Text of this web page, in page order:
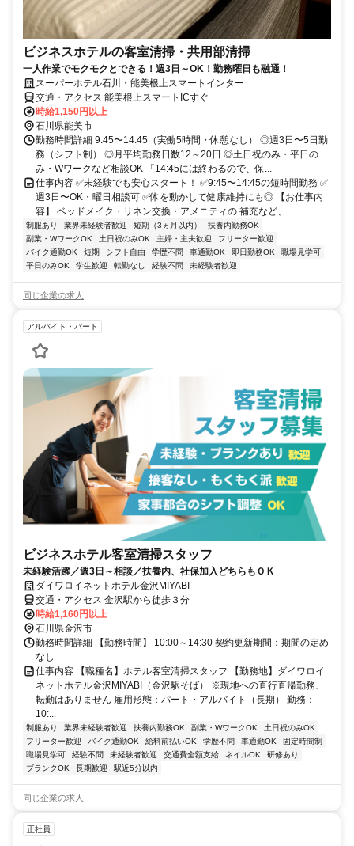
ビジネスホテルの客室清掃・共用部清掃
一人作業でモクモクとできる！週3日～OK！勤務曜日も融通！
スーパーホテル石川・能美根上スマートインター
交通・アクセス 能美根上スマートICすぐ
時給1,150円以上
石川県能美市
勤務時間詳細 9:45〜14:45（実働5時間・休憩なし） ◎週3日〜5日勤
務（シフト制） ◎月平均勤務日数12～20日 ◎土日祝のみ・平日の
み・Wワークなど相談OK 「14:45には終わるので、保...
仕事内容 ✅未経験でも安心スタート！ ✅9:45〜14:45の短時間勤務 ✅
週3日〜OK・曜日相談可 ✅体を動かして健康維持にも◎ 【お仕事内
容】 ベッドメイク・リネン交換・アメニティの 補充など、...
制服あり 業界未経験者歓迎 短期（3ヵ月以内）
扶養内勤務OK
副業・WワークOK
土日祝のみOK 主婦・主夫歓迎
フリーター歓迎
バイク通勤OK
短期 シフト自由 学歴不問 車通勤OK 即日勤務OK
職場見学可
平日のみOK
学生歓迎 転勤なし 経験不問 未経験者歓迎
同じ企業の求人
アルバイト・パート
ビジネスホテル客室清掃スタッフ
未経験活躍／週3日～相談／扶養内、社保加入どちらもＯＫ
ダイワロイネットホテル金沢MIYABI
交通・アクセス 金沢駅から徒歩３分
時給1,160円以上
石川県金沢市
勤務時間詳細 【勤務時間】 10:00～14:30 契約更新期間：期間の定め
なし
仕事内容 【職種名】ホテル客室清掃スタッフ 【勤務地】ダイワロイ
ネットホテル金沢MIYABI（金沢駅そば） ※現地への直行直帰勤務、
転勤はありません 雇用形態：パート・アルバイト（長期） 勤務：
10:...
制服あり 業界未経験者歓迎 扶養内勤務OK 副業・WワークOK
土日祝のみOK
フリーター歓迎
バイク通勤OK 給料前払いOK 学歴不問 車通勤OK
固定時間制
職場見学可
経験不問 未経験者歓迎 交通費全額支給 ネイルOK
研修あり
ブランクOK
長期歓迎 駅近5分以内
同じ企業の求人
正社員